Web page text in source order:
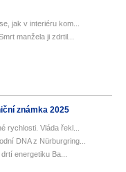
jak v interiéru kom...
manžela ji zdrtil...
známka 2025
rychlosti. Vláda řekl...
DNA z Nürburgring...
energetiku Ba...